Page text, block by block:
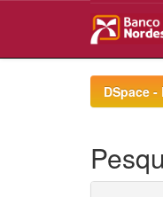
DSpace